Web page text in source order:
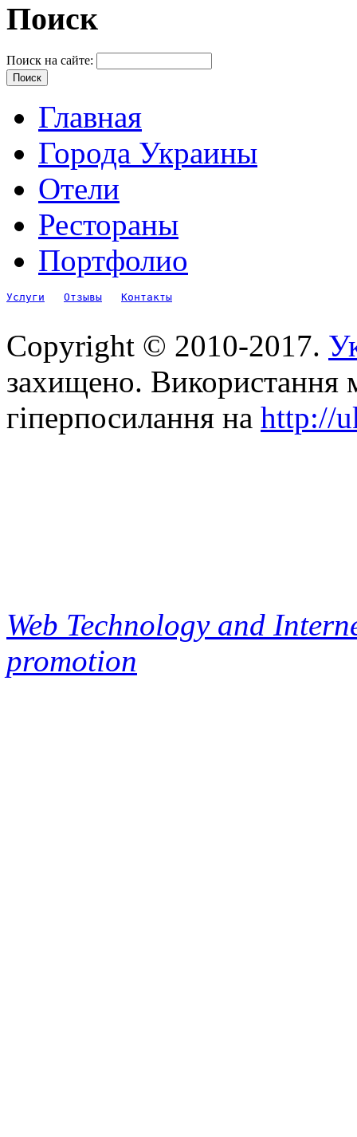
Поиск
Поиск на сайте:
Главная
Города Украины
Отели
Рестораны
Портфолио
Услуги Отзывы Контакты
Copyright © 2010-2017.
захищено. Використання
гіперпосилання на http://
Web Technology and
promotion